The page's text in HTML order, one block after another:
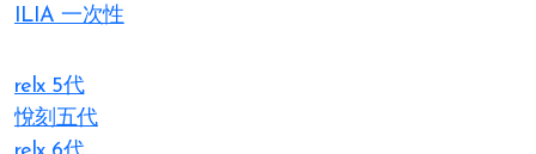
ILIA 一次性
relx 5代
悅刻五代